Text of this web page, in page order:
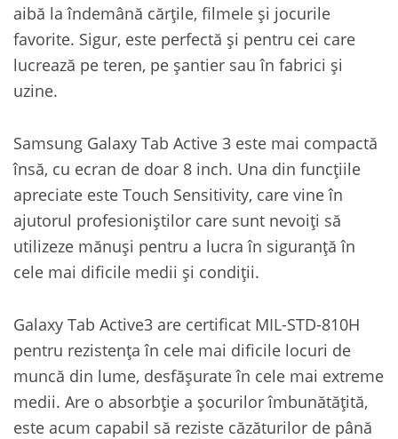
aibă la îndemână cărțile, filmele și jocurile
favorite. Sigur, este perfectă și pentru cei care
lucrează pe teren, pe șantier sau în fabrici și
uzine.
Samsung Galaxy Tab Active 3 este mai compactă
însă, cu ecran de doar 8 inch. Una din funcțiile
apreciate este Touch Sensitivity, care vine în
ajutorul profesioniștilor care sunt nevoiți să
utilizeze mănuși pentru a lucra în siguranță în
cele mai dificile medii și condiții.
Galaxy Tab Active3 are certificat MIL-STD-810H
pentru rezistența în cele mai dificile locuri de
muncă din lume, desfășurate în cele mai extreme
medii. Are o absorbție a șocurilor îmbunătățită,
este acum capabil să reziste căzăturilor de până